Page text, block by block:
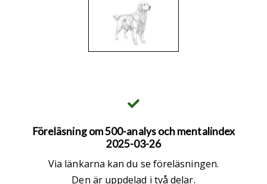
Föreläsning om 500-analys och mentalindex
2025-03-26
Via länkarna kan du se föreläsningen.
Den är uppdelad i två delar.